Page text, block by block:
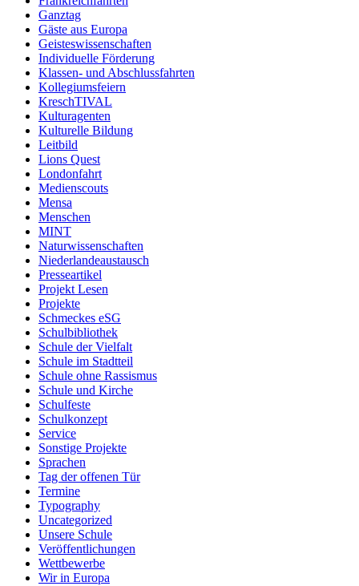
Ganztag
Gäste aus Europa
Geisteswissenschaften
Individuelle Förderung
Klassen- und Abschlussfahrten
Kollegiumsfeiern
KreschTIVAL
Kulturagenten
Kulturelle Bildung
Leitbild
Lions Quest
Londonfahrt
Medienscouts
Mensa
Menschen
MINT
Naturwissenschaften
Niederlandeaustausch
Presseartikel
Projekt Lesen
Projekte
Schmeckes eSG
Schulbibliothek
Schule der Vielfalt
Schule im Stadtteil
Schule ohne Rassismus
Schule und Kirche
Schulfeste
Schulkonzept
Service
Sonstige Projekte
Sprachen
Tag der offenen Tür
Termine
Typography
Uncategorized
Unsere Schule
Veröffentlichungen
Wettbewerbe
Wir in Europa